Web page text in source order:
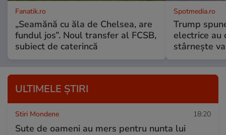
Fanatik.ro
„Seamănă cu ăla de Chelsea, are
fundul jos”. Noul transfer al FCSB,
subiect de caterincă
Spotmedia.ro
Trump
electrice au
stârnește
ULTIMELE ȘTIRI
Stiri Mondene 18:20
Sute de oameni au mers pentru nunta lui